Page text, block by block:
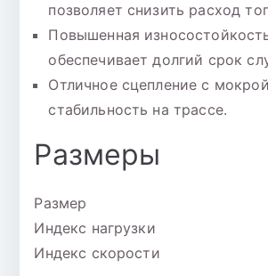
позволяет снизить расход
Повышенная
обеспечивает долгий срок
Отличное сцепление с
стабильность на трассе.
Размеры
Размер
Индекс нагрузки
Индекс скорости